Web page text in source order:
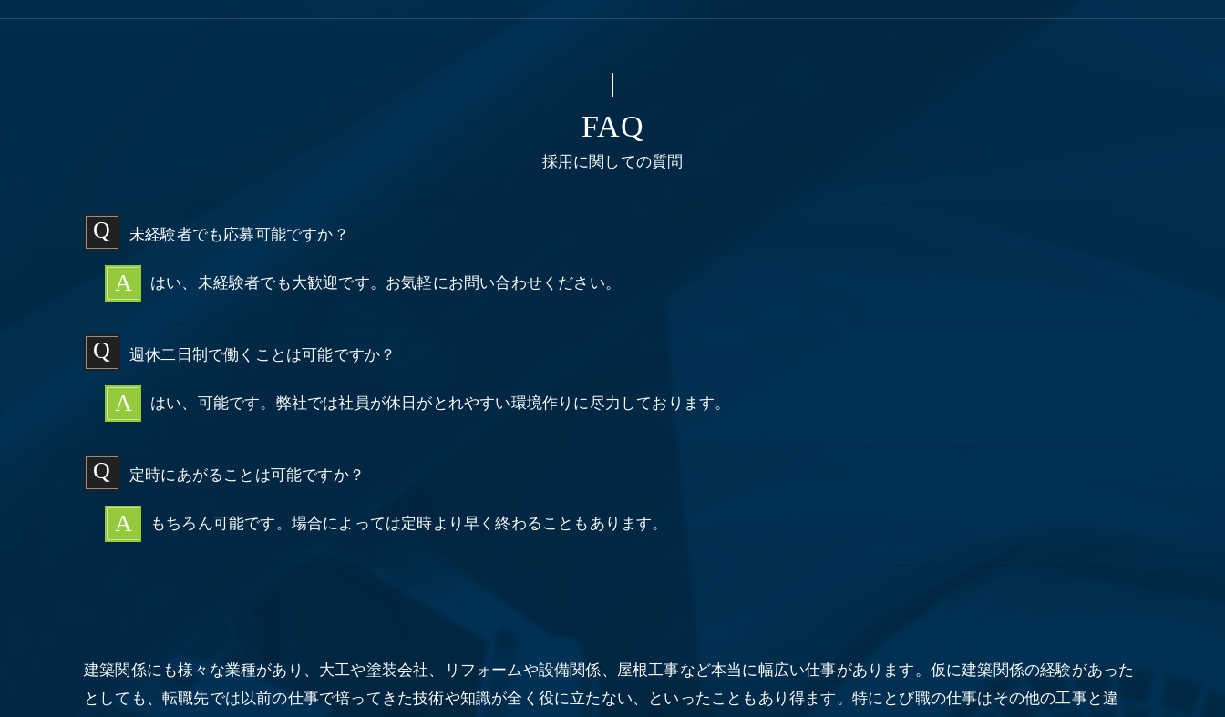
採用に関しての質問
FAQ
未経験者でも応募可能ですか？
はい、未経験者でも大歓迎です。お気軽にお問い合わせください。
週休二日制で働くことは可能ですか？
はい、可能です。弊社では社員が休日がとれやすい環境作りに尽力しております。
定時にあがることは可能ですか？
もちろん可能です。場合によっては定時より早く終わることもあります。
建築関係にも様々な業種があり、大工や塗装会社、リフォームや設備関係、屋根工事など本当に幅広い仕事があります。仮に建築関係の経験があった
としても、転職先では以前の仕事で培ってきた技術や知識が全く役に立たない、といったこともあり得ます。特にとび職の仕事はその他の工事と違